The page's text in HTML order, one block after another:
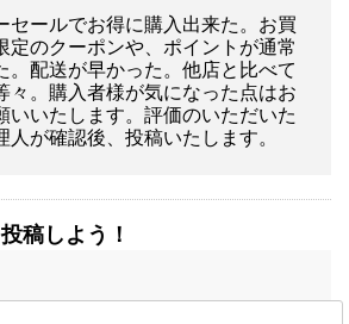
セールでお得に購入出来た。お買
定のクーポンや、ポイントが通常
。配送が早かった。他店と比べて
々。購入者様が気になった点はお
いいたします。評価のいただいた
人が確認後、投稿いたします。
稿しよう！